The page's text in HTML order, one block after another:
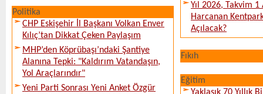
Politika
CHP Eskişehir İl Başkanı Volkan Enver
Kılıç’tan Dikkat Çeken Paylaşım
MHP’den Köprübaşı’ndaki Şantiye
Alanına Tepki: "Kaldırım Vatandaşın,
Yol Araçlarındır"
Yeni Parti Sonrası Yeni Anket Özgür
Yıl 2026, Takvim
Harcanan
Açılacak?
Fıkıh
Eğitim